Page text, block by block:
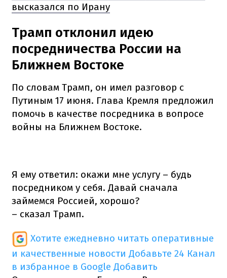
высказался по Ирану
Трамп отклонил идею
посредничества России на
Ближнем Востоке
По словам Трамп, он имел разговор с
Путиным 17 июня. Глава Кремля предложил
помочь в качестве посредника в вопросе
войны на Ближнем Востоке.
Я ему ответил: окажи мне услугу – будь
посредником у себя. Давай сначала
займемся Россией, хорошо?
– сказал Трамп.
Хотите ежедневно читать оперативные
и качественные новости Добавьте 24 Канал
в избранное в Google Добавить